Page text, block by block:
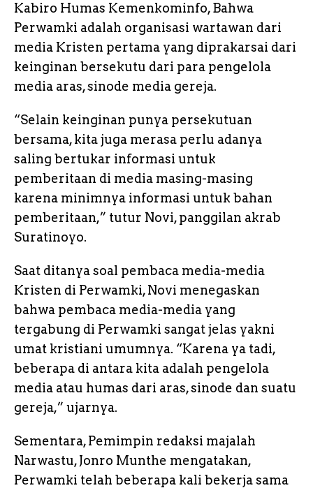
Kabiro Humas Kemenkominfo, Bahwa
Perwamki adalah organisasi wartawan dari
media Kristen pertama yang diprakarsai dari
keinginan bersekutu dari para pengelola
media aras, sinode media gereja.
“Selain keinginan punya persekutuan
bersama, kita juga merasa perlu adanya
saling bertukar informasi untuk
pemberitaan di media masing-masing
karena minimnya informasi untuk bahan
pemberitaan,” tutur Novi, panggilan akrab
Suratinoyo.
Saat ditanya soal pembaca media-media
Kristen di Perwamki, Novi menegaskan
bahwa pembaca media-media yang
tergabung di Perwamki sangat jelas yakni
umat kristiani umumnya. “Karena ya tadi,
beberapa di antara kita adalah pengelola
media atau humas dari aras, sinode dan suatu
gereja,” ujarnya.
Sementara, Pemimpin redaksi majalah
Narwastu, Jonro Munthe mengatakan,
Perwamki telah beberapa kali bekerja sama